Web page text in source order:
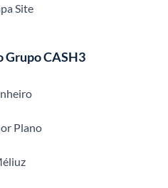
Site
Grupo CASH3
Plano